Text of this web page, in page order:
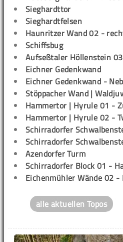
Sieghardttor
Sieghardtfelsen
Haunritzer Wand 02 -
Schiffsbug
Aufseßtaler Höllenstein
Eichner Gedenkwand
Eichner Gedenkwand -
Stöppacher Wand |
Hammertor | Hyrule 01 -
Hammertor | Hyrule 02 -
Schirradorfer
Schirradorfer
Azendorfer Turm
Schirradorfer Block 01 -
Eichenmühler Wände 02 -
alle aktuellen Topos